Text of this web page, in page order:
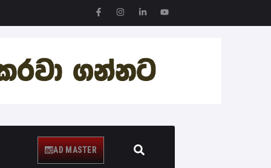
GOOG 360.13 -15.22 -4.05%
AD MASTER